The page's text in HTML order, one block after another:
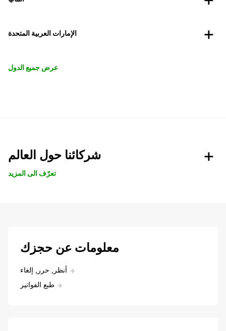
الإمارات العربية المتحدة
عرض جميع الدول
شركائنا حول العالم
تعرّف الى المزيد
معلومات عن حجزك
أنظر, حرر, إلغاء
طبع الفواتير